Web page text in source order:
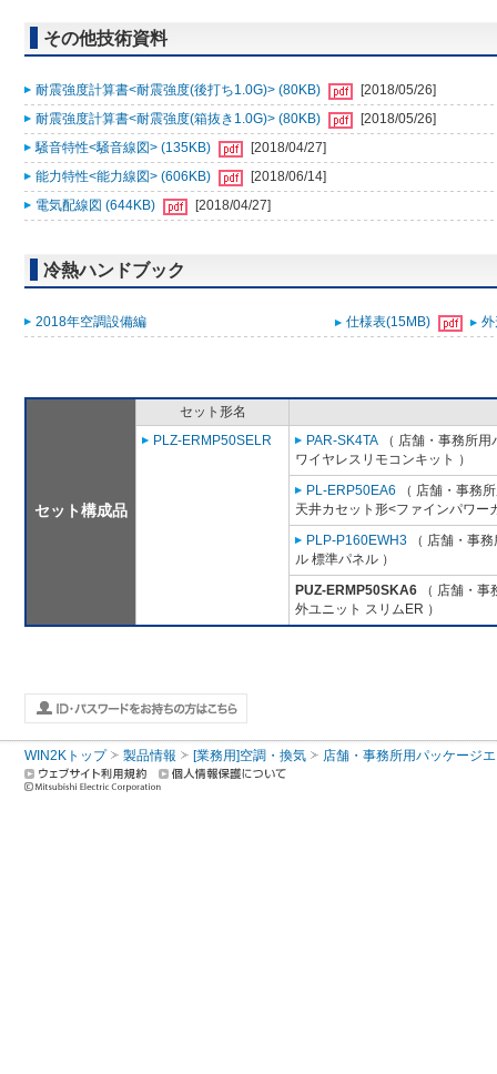
その他技術資料
耐震強度計算書<耐震強度(後打ち1.0G)> (80KB)
[2018/05/26]
耐震強度計算書<耐震強度(箱抜き1.0G)> (80KB)
[2018/05/26]
騒音特性<騒音線図> (135KB)
[2018/04/27]
能力特性<能力線図> (606KB)
[2018/06/14]
電気配線図 (644KB)
[2018/04/27]
冷熱ハンドブック
2018年空調設備編 仕様表(15MB)
セット構成品
セット形名
PLZ-ERMP50SELR
PAR-SK4TA （ 店舗・事務所
ワイヤレスリモコンキット ）
PL-ERP50EA6 （ 店舗・事務
天井カセット形<ファインパワー
PLP-P160EWH3 （ 店舗・事
ル 標準パネル ）
PUZ-ERMP50SKA6 （ 店舗・
外ユニット スリムER ）
WIN2Kトップ 製品情報 [業務用]空調・換気 店舗・事務所用パッケージ